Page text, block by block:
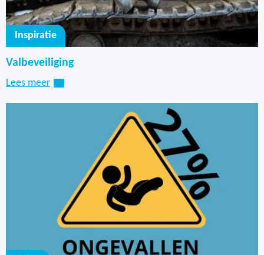
Inspiratie
Valbeveiliging
Lees meer